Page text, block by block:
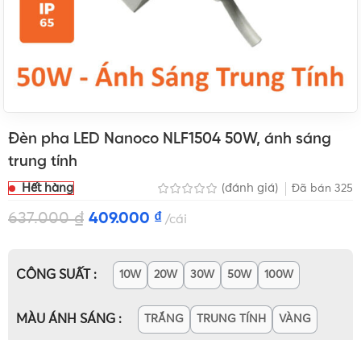
Đèn pha LED Nanoco NLF1504 50W, ánh sáng
trung tính
Hết hàng (đánh giá) Đã bán 325
637.000₫ 409.000 ₫ cái
CÔNG SUẤT 10W 20W 30W 50W 100W
MÀU ÁNH SÁNG TRẮNG TRUNG TÍNH VÀNG